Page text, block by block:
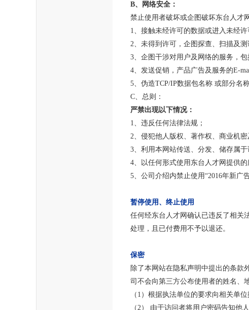
B、网络安全：
禁止使用者破坏或企图破坏东台人才
1、接触未经许可的数据或进入未经许
2、未得到许可，企图探查、扫描及
3、企图干涉对用户及网络的服务，包
4、发送促销，产品广告及服务的E-
5、伪造TCP/IP数据包名称 或部分名称
C、总则：
严禁出现以下情况：
1、违反任何法律法规；
2、侵犯他人版权、著作权、商业机
3、利用本网站传送、分发、储存属
4、以任何形式使用东台人才网提供
5、公司介绍内禁止使用“2016年新广
暂停使用、终止使用
任何经东台人才网确认已违反了相关
处理，且已付费用不予以退还。
保密
除了本网站在隐私声明中提出的条款
司不会向第三方公布使用者的姓名、
（1）根据执法单位的要求向相关单位
（2） 由于访问者将用户密码告知他